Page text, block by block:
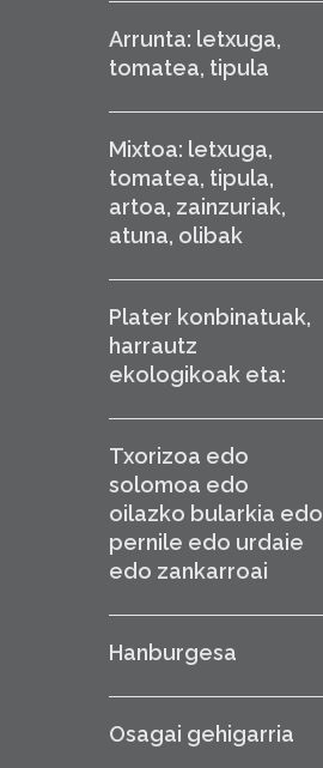
Arrunta: letxuga,
tomatea, tipula
Mixtoa: letxuga,
tomatea, tipula,
artoa, zainzuriak,
atuna, olibak
Plater konbinatuak,
harrautz
ekologikoak eta:
Txorizoa edo
solomoa edo
oilazko bularkia edo
pernile edo urdaie
edo zankarroai
Hanburgesa
Osagai gehigarria